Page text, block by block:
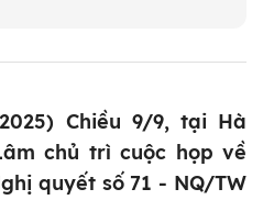
Chiều 9/9, tại Hà
chủ trì cuộc họp về
quyết số 71 - NQ/TW